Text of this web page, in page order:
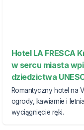
Hotel LA FRESCA
w sercu miasta
dziedzictwa
Romantyczny hotel na
ogrody, kawiarnie i
wyciągnięcie ręki.